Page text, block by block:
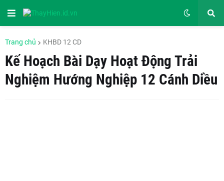
Trang chủ KHBD 12 CD
Kế Hoạch Bài Dạy Hoạt Động Trải
Nghiệm Hướng Nghiệp 12 Cánh Diều